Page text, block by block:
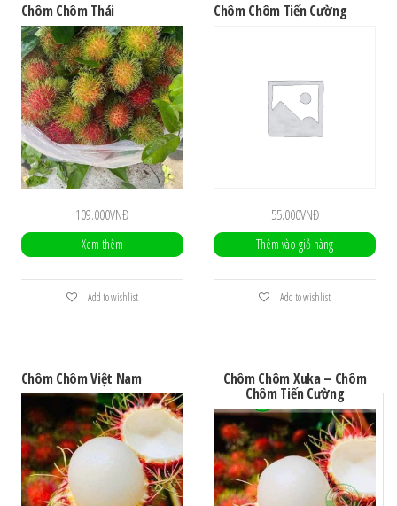
Chôm Chôm Thái
109.000VNĐ
Xem thêm
Add to wishlist
Chôm Chôm Tiến Cường
55.000VNĐ
Thêm vào giỏ hàng
Add to wishlist
Chôm Chôm Việt Nam Chôm Chôm Xuka – Chôm
Chôm Tiến Cường